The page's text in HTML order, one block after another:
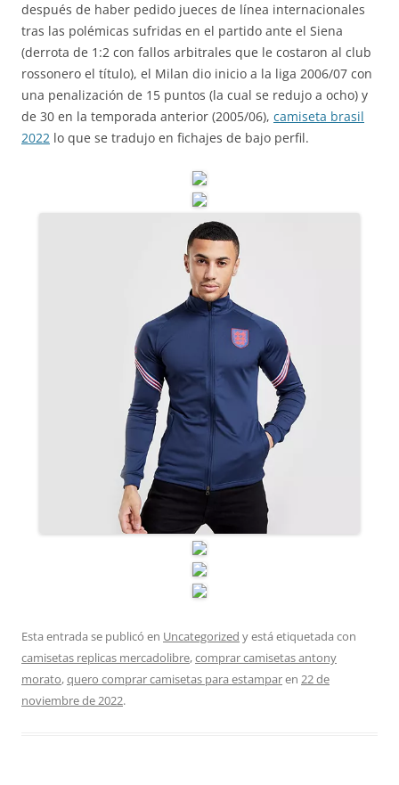
después de haber pedido jueces de línea internacionales
tras las polémicas sufridas en el partido ante el Siena
(derrota de 1:2 con fallos arbitrales que le costaron al club
rossonero el título), el Milan dio inicio a la liga 2006/07 con
una penalización de 15 puntos (la cual se redujo a ocho) y
de 30 en la temporada anterior (2005/06), camiseta brasil
2022 lo que se tradujo en fichajes de bajo perfil.
Esta entrada se publicó en Uncategorized y está etiquetada con
camisetas replicas mercadolibre,comprar camisetas antony
morato,quero comprar camisetas para estamparen 22 de
noviembre de 2022.